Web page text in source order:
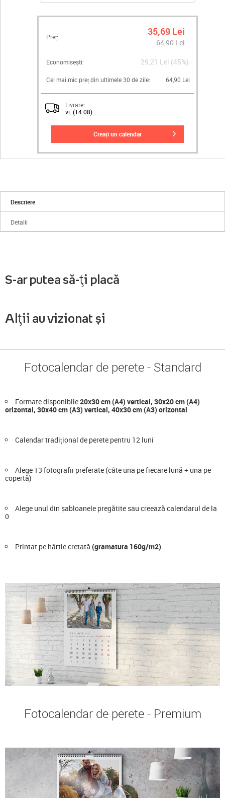
Preț: 35,69 Lei
64,90 Lei
Economisești: 29,21 Lei (45%)
Cel mai mic preț din ultimele 30 de zile: 64,90 Lei
Livrare:
vi. (14.08)
creați un calendar
Descriere
Detalii
S-ar putea să-ți placă
Alții au vizionat și
Fotocalendar de perete - Standard
Formate disponibile20x30 cm (A4) vertical, 30x20 cm (A4)
orizontal, 30x40 cm (A3) vertical, 40x30 cm (A3) orizontal
Calendar tradițional de perete pentru 12 luni
Alege 13 fotografii preferate (câte una pe fiecare lună + una pe
copertă)
Alege unul din șabloanele pregătite sau creează calendarul de la
0
Printat pe hârtie cretată (gramatura 160g/m2)
Fotocalendar de perete - Premium